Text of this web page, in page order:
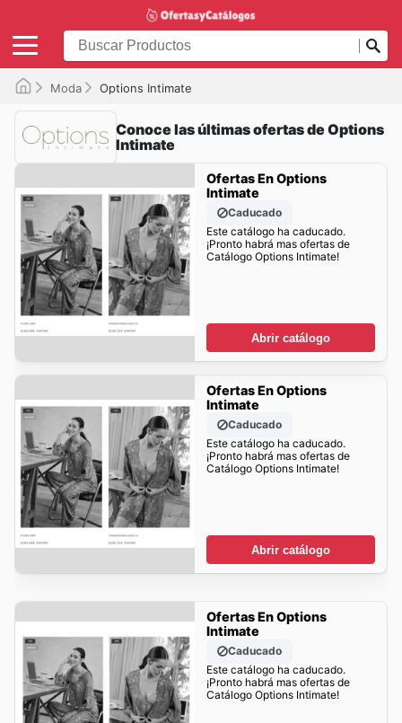
Moda Options Intimate
Conoce las últimas ofertas de Options
Intimate
Ofertas En Options
Intimate
Caducado
Este catálogo ha caducado.
¡Pronto habrá mas ofertas de
Catálogo Options Intimate!
Abrir catálogo
Ofertas En Options
Intimate
Caducado
Este catálogo ha caducado.
¡Pronto habrá mas ofertas de
Catálogo Options Intimate!
Abrir catálogo
Ofertas En Options
Intimate
Caducado
Este catálogo ha caducado.
¡Pronto habrá mas ofertas de
Catálogo Options Intimate!